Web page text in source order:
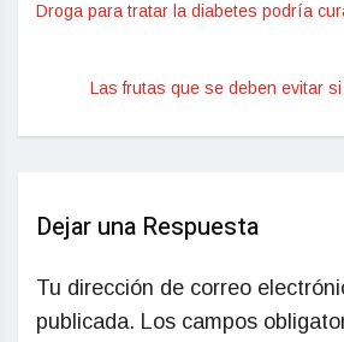
Droga para tratar la diabetes podría
Las frutas que se deben evitar
Dejar una Respuesta
Tu dirección de correo
publicada. Los campos